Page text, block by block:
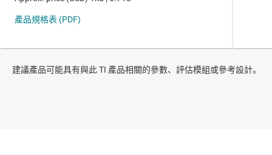
建議產品可能具有與此 TI 產品相關的參數、評估模組或參考設計。